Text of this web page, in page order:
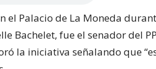
el Palacio de La Moneda
Bachelet, fue el senador del
la iniciativa señalando que